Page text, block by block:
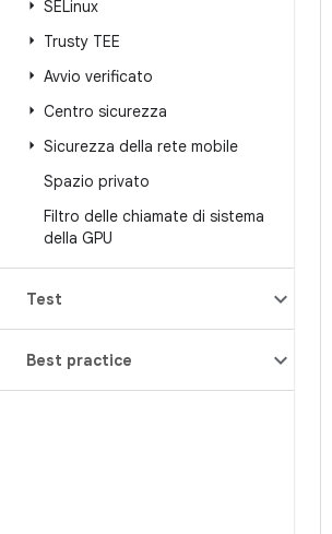
SELinux
Trusty TEE
Avvio verificato
Centro sicurezza
Sicurezza della rete mobile
Spazio privato
Filtro delle chiamate di sistema
della GPU
Test
Best practice